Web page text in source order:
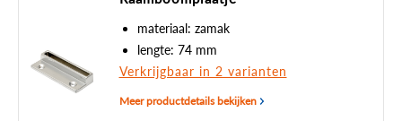
materiaal: zamak
lengte: 74 mm
Verkrijgbaar in 2 varianten
Meer productdetails bekijken